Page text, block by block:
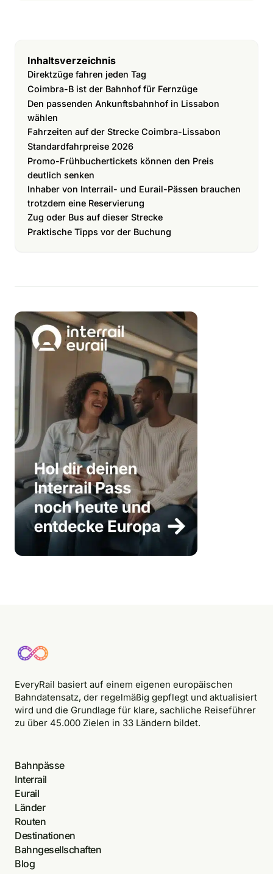
Inhaltsverzeichnis
Direktzüge fahren jeden Tag
Coimbra-B ist der Bahnhof für Fernzüge
Den passenden Ankunftsbahnhof in Lissabon
wählen
Fahrzeiten auf der Strecke Coimbra-Lissabon
Standardfahrpreise 2026
Promo-Frühbuchertickets können den Preis
deutlich senken
Inhaber von Interrail- und Eurail-Pässen brauchen
trotzdem eine Reservierung
Zug oder Bus auf dieser Strecke
Praktische Tipps vor der Buchung
EveryRail basiert auf einem eigenen europäischen
Bahndatensatz, der regelmäßig gepflegt und aktualisiert
wird und die Grundlage für klare, sachliche Reiseführer
zu über 45.000 Zielen in 33 Ländern bildet.
Bahnpässe
Interrail
Eurail
Länder
Routen
Destinationen
Bahngesellschaften
Blog